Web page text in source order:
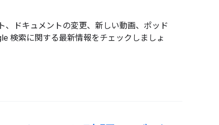
、ドキュメントの変更、新しい動画、ポッド
検索に関する最新情報をチェックしましょ